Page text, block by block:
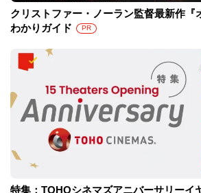
クリストファー・ノーラン監督最新作『
わかりガイド
PR
特集：TOHOシネマズアニバーサリーイ